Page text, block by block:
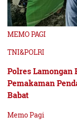
Pihak universitas
memperkuat
maritim yang
MEMO PAGI
TNI&POLRI
Polres Lamongan
Pemakaman
Babat
Memo Pagi